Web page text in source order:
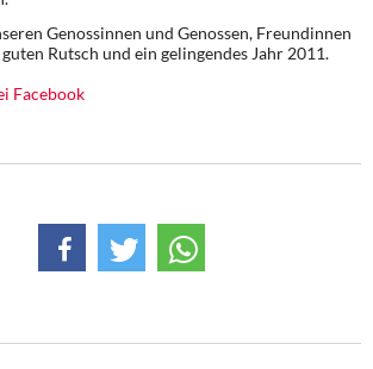
Genossinnen und Genossen, Freundinnen
Rutsch und ein gelingendes Jahr 2011.
Facebook